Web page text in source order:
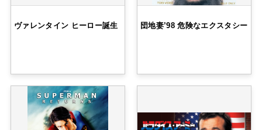
ヴァレンタイン ヒーロー誕生 団地妻’98 危険なエクスタシー